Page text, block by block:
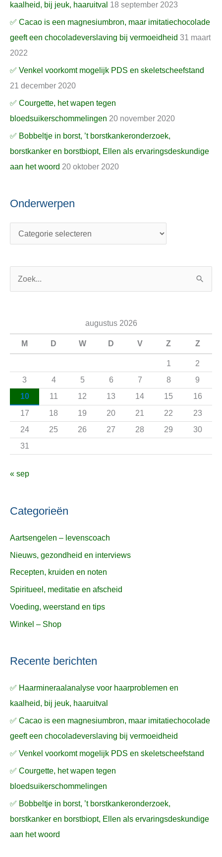
kaalheid, bij jeuk, haaruitval 18 september 2023
✅ Cacao is een magnesiumbron, maar imitatiechocolade
geeft een chocoladeverslaving bij vermoeidheid 31 maart
2022
✅ Venkel voorkomt mogelijk PDS en skeletscheefstand
21 december 2020
✅ Courgette, het wapen tegen
bloedsuikerschommelingen 20 november 2020
✅ Bobbeltje in borst, ’t borstkankeronderzoek,
borstkanker en borstbiopt, Ellen als ervaringsdeskundige
aan het woord 20 oktober 2020
Onderwerpen
a
r
:
augustus 2026
M D W D V Z Z
1
2
3
4 5 6 7 8
9
10
11 12 13 14 15
16
17
18 19 20 21 22
23
24
25 26 27 28 29
30
31
« sep
Categorieën
Aartsengelen – levenscoach
Nieuws, gezondheid en interviews
Recepten, kruiden en noten
Spiritueel, meditatie en afscheid
Voeding, weerstand en tips
Winkel – Shop
Recente berichten
✅ Haarmineraalanalyse voor haarproblemen en
kaalheid, bij jeuk, haaruitval
✅ Cacao is een magnesiumbron, maar imitatiechocolade
geeft een chocoladeverslaving bij vermoeidheid
✅ Venkel voorkomt mogelijk PDS en skeletscheefstand
✅ Courgette, het wapen tegen
bloedsuikerschommelingen
✅ Bobbeltje in borst, ’t borstkankeronderzoek,
borstkanker en borstbiopt, Ellen als ervaringsdeskundige
aan het woord